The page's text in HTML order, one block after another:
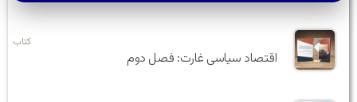
کتاب
اقتصاد سیاسی غارت: فصل دوم